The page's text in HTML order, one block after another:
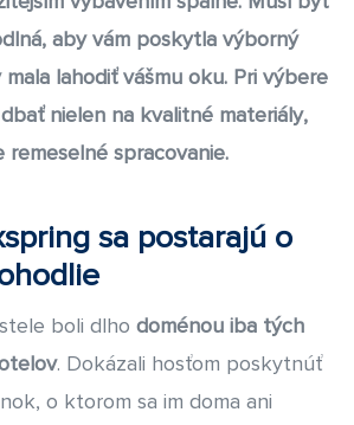
aby vám poskytla výborný
lahodiť vášmu oku. Pri výbere
nielen na kvalitné materiály,
remeselné spracovanie.
sa postarajú o
boli dlho doménou iba tých
. Dokázali hosťom poskytnúť
o ktorom sa im doma ani
vyrábame pre Vás s láskou a s túžbou
spokojnosti a pohodlia. Veríme, že sa
investíciou do toho najväčšieho luxusu –